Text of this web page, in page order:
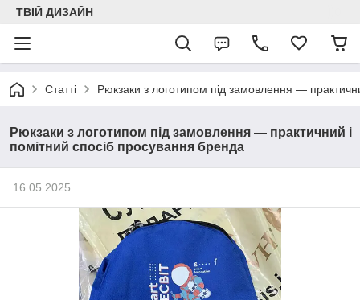
ТВІЙ ДИЗАЙН
Статті Рюкзаки з логотипом під замовлення —
Рюкзаки з логотипом під замовлення — практичний і
помітний спосіб просування бренда
16.05.2025